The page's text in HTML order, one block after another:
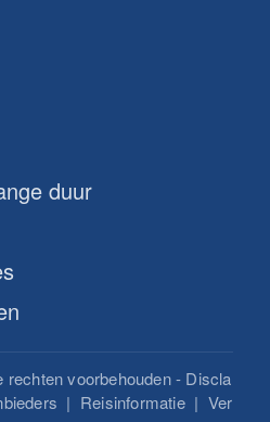
duur
rechten voorbehouden - Discla
| Reisinformatie| Ver